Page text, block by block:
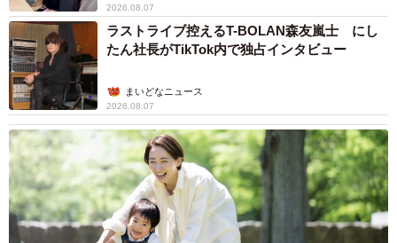
2026.08.07
ラストライブ控えるT-BOLAN森友嵐士 にし
たん社長がTikTok内で独占インタビュー
まいどなニュース
2026.08.07